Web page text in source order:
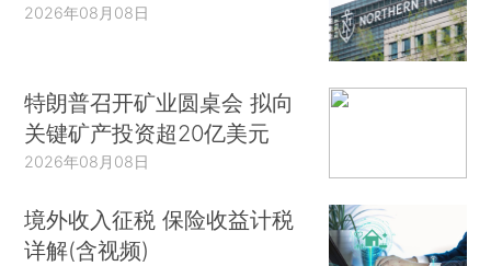
2026年08月08日
特朗普召开矿业圆桌会 拟向
关键矿产投资超20亿美元
2026年08月08日
境外收入征税 保险收益计税
详解(含视频)